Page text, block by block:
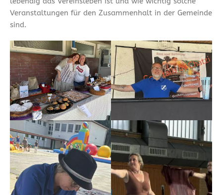
Veranstaltungen für den Zusammenhalt in der Gemeinde
sind.